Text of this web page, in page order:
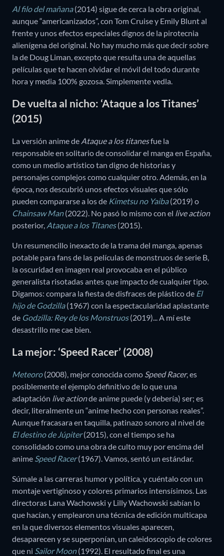
Al filo del mañana(2014) sigue de cerca la obra original,
aunque “americanizados”, con Tom Cruise y Emily Blunt al
frente y unos efectos especiales dignos de la pirotecnia
alienígena del original. No hay mucho más que decir sobre
la de Doug Liman, excepto que resulta una de aquellas
películas que te hacen olvidar el móvil del todo durante
hora y media 100% gozosa. Simplemente vedla.
De vuelta al nicho: ‘Ataque a los Titanes’
(2015)
La versión anime de Ataque a los titanesfue la
responsable en solitario de consolidar el manga en España,
como un medio artístico tan digno de historias y
personajes complejos como cualquier otro. Además, en la
época, nos descubrió unos efectos visuales que sólo
pueden compararse a los de Kimetsu no Yaiba(2019) o
Chainsaw Man(2022). No pasó lo mismo con el live action
posterior, Ataque a los Titanes(2015).
Un resumencillo inexacto de la trama del manga, apenas
potable para fans de las películas de monstruos de serie B,
la oscuridad en imagen real provocaba en el público
generalista risotadas antes que impacto de cualquier tipo.
Digamos: compara la fiesta de disfraces de plástico de El
hijo de Godzilla(1967) con la espectacularidad aplastante
de Godzilla: Rey de los Monstruos(2019)... A mí este
desastrillo me cae bien.
La mejor: ‘Speed Racer’ (2008)
Meteoro(2008), mejor conocida como Speed Racer, es
posiblemente el ejemplo definitivo de lo que una
adaptación live actionde anime puede (y debería) ser; es
decir, literalmente un “anime hecho con personas reales”.
Aunque fracasara en taquilla, patinazo sonoro al nivel de
El destino de Júpiter(2015), con el tiempo se ha
consolidado como una obra de culto muy por encima del
anime Speed Racer(1967). Vamos, sentó un estándar.
Súmale a las carreras humor y política, y cuéntalo con un
montaje vertiginoso y colores primarios intensísimos. Las
directoras Lana Wachowski y Lilly Wachowski sabían lo
que hacían, y emplearon una técnica de edición multicapa
en la que diversos elementos visuales aparecen,
desaparecen y se superponían, un caleidoscopio de colores
que ni Sailor Moon(1992). El resultado final es una